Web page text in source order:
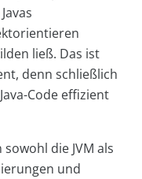
ließ. Das ist
denn schließlich
Code effizient
die JVM als
und